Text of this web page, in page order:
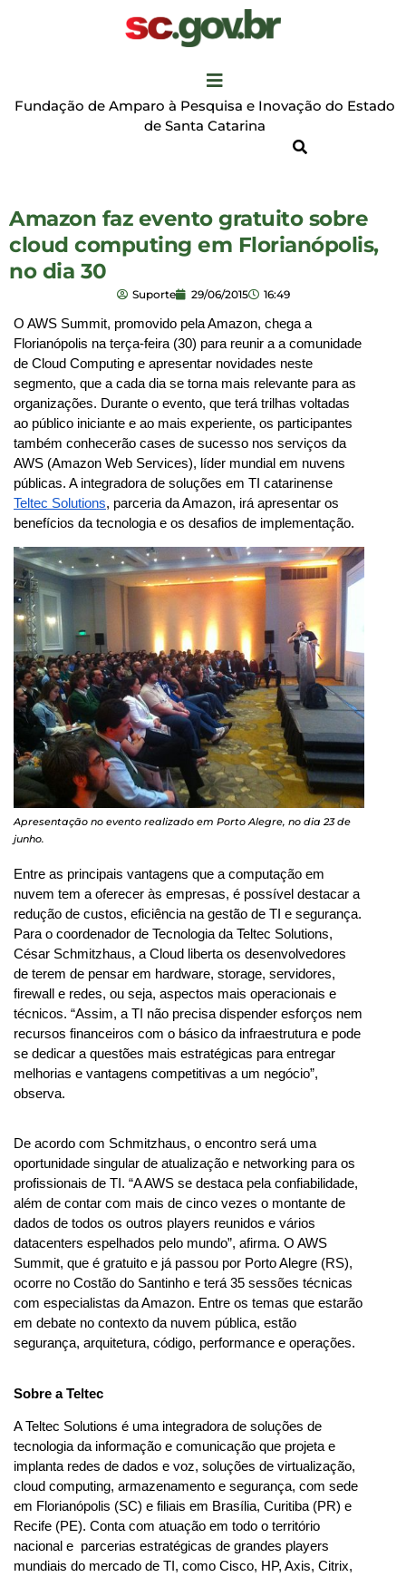
Fundação de Amparo à Pesquisa e Inovação do Estado
de Santa Catarina
Amazon faz evento gratuito sobre
cloud computing em Florianópolis,
no dia 30
Suporte 29/06/2015 16:49
O AWS Summit, promovido pela Amazon, chega a
Florianópolis na terça-feira (30) para reunir a a comunidade
de Cloud Computing e apresentar novidades neste
segmento, que a cada dia se torna mais relevante para as
organizações. Durante o evento, que terá trilhas voltadas
ao público iniciante e ao mais experiente, os participantes
também conhecerão cases de sucesso nos serviços da
AWS (Amazon Web Services), líder mundial em nuvens
Teltec Solutions, parceria da Amazon, irá apresentar os
benefícios da tecnologia e os desafios de implementação.
Apresentação no evento realizado em Porto Alegre, no dia 23 de
junho.
Entre as principais vantagens que a computação em
nuvem tem a oferecer às empresas, é possível destacar a
redução de custos, eficiência na gestão de TI e segurança.
Para o coordenador de Tecnologia da Teltec Solutions,
César Schmitzhaus, a Cloud liberta os desenvolvedores
de terem de pensar em hardware, storage, servidores,
firewall e redes, ou seja, aspectos mais operacionais e
técnicos. “Assim, a TI não precisa dispender esforços nem
recursos financeiros com o básico da infraestrutura e pode
se dedicar a questões mais estratégicas para entregar
melhorias e vantagens competitivas a um negócio”,
observa.
De acordo com Schmitzhaus, o encontro será uma
oportunidade singular de atualização e networking para os
profissionais de TI. “A AWS se destaca pela confiabilidade,
além de contar com mais de cinco vezes o montante de
dados de todos os outros players reunidos e vários
datacenters espelhados pelo mundo”, afirma. O AWS
Summit, que é gratuito e já passou por Porto Alegre (RS),
ocorre no Costão do Santinho e terá 35 sessões técnicas
com especialistas da Amazon. Entre os temas que estarão
em debate no contexto da nuvem pública, estão
segurança, arquitetura, código, performance e operações.
Sobre a Teltec
A Teltec Solutions é uma integradora de soluções de
tecnologia da informação e comunicação que projeta e
implanta redes de dados e voz, soluções de virtualização,
cloud computing, armazenamento e segurança, com sede
em Florianópolis (SC) e filiais em Brasília, Curitiba (PR) e
Recife (PE). Conta com atuação em todo o território
nacional e  parcerias estratégicas de grandes players
mundiais do mercado de TI, como Cisco, HP, Axis, Citrix,